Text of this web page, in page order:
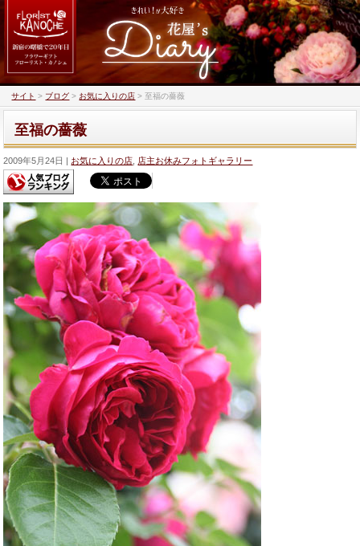
サイト > ブログ >お気に入りの店 >至福の薔薇
至福の薔薇
2009年5月24日 お気に入りの店 店主お休みフォトギャラリー